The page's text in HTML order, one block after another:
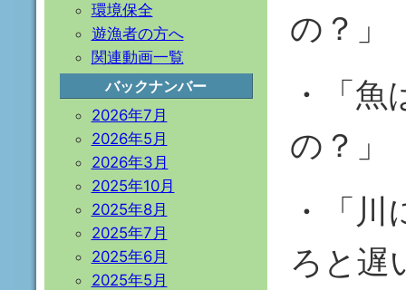
の？」
・「
の？」
・「
ろと遅
環境保全
遊漁者の方へ
関連動画一覧
バックナンバー
2026年7月
2026年5月
2026年3月
2025年10月
2025年8月
2025年7月
2025年6月
2025年5月